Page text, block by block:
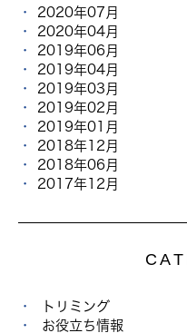
2020年07月
2020年04月
2019年06月
2019年04月
2019年03月
2019年02月
2019年01月
2018年12月
2018年06月
2017年12月
トリミング
お役立ち情報